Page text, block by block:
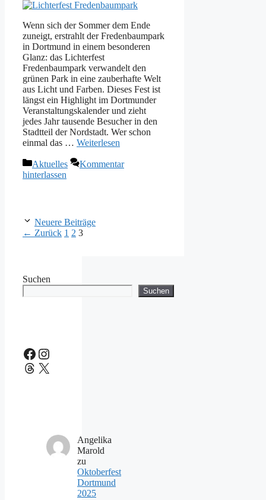
Wenn sich der Sommer dem Ende
zuneigt, erstrahlt der Fredenbaumpark
in Dortmund in einem besonderen
Glanz: das Lichterfest
Fredenbaumpark verwandelt den
grünen Park in eine zauberhafte Welt
aus Licht und Farben. Dieses Fest ist
längst ein Highlight im Dortmunder
Veranstaltungskalender und zieht
jedes Jahr tausende Besucher in den
Stadtteil der Nordstadt. Wer schon
einmal das … Weiterlesen
Kategorien
Aktuelles
Kommentar
hinterlassen
Neuere Beiträge
← Zurück Seite
1 Seite
2 Seite
3
Suchen
Suchen
Facebook
Instagram
Threads
X
Angelika
Marold
zu
Oktoberfest
Dortmund
2025